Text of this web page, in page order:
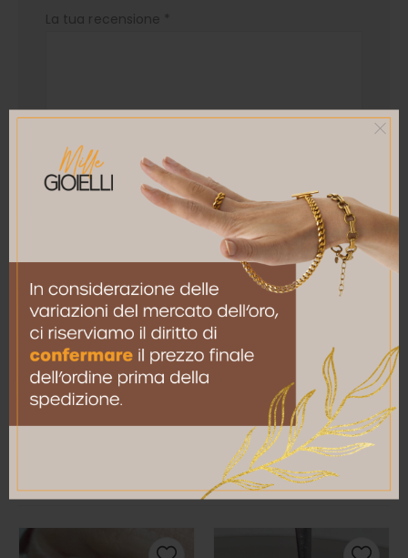
La tua recensione *
Email*
Salva il mio nome, email e sito web in questo
browser per la prossima volta che commento.
RELATED PRODUCTS